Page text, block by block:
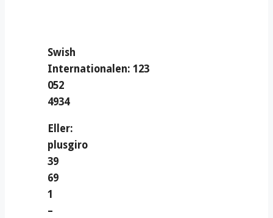
Swish
Internationalen: 123
052
4934
Eller:
plusgiro
39
69
1
–